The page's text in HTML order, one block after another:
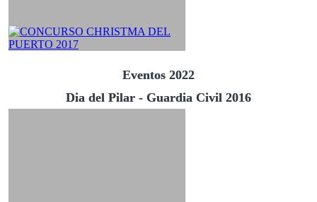
Eventos 2022
Dia del Pilar - Guardia Civil 2016